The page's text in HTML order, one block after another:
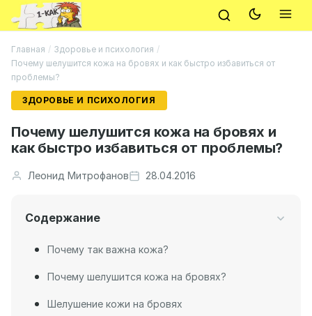
Главная / Здоровье и психология /
Почему шелушится кожа на бровях и как быстро избавиться от
проблемы?
ЗДОРОВЬЕ И ПСИХОЛОГИЯ
Почему шелушится кожа на бровях и
как быстро избавиться от проблемы?
Леонид Митрофанов 28.04.2016
Содержание
Почему так важна кожа?
Почему шелушится кожа на бровях?
Шелушение кожи на бровях